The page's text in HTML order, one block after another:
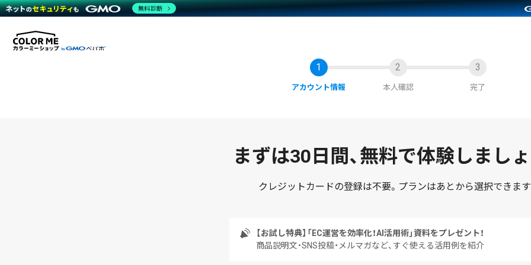
アカウント情報 本人確認 完了
まずは30日間、無料で体験しまし
クレジットカードの登録は不要。 プランはあとから選択できます
【お試し特典】 「EC運営を効率化！AI活用術」資料をプレゼント！
商品説明文・SNS投稿・メルマガなど、すぐ使える活用例を紹介
無料診断